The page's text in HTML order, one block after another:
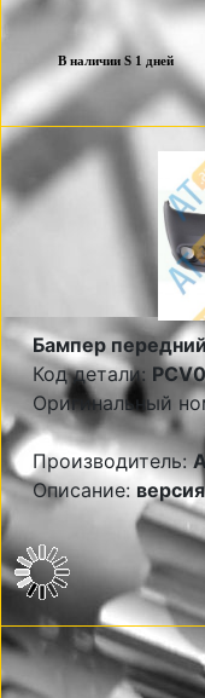
В наличии S 1 дней
Бампер передний
Код детали:
Оригинальный
Производитель:
Описание: